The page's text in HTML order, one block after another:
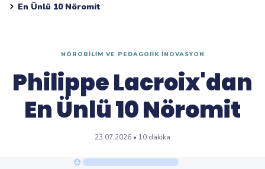
En Ünlü 10 Nöromit
NÖROBILIM VE PEDAGOJIK INOVASYON
Philippe Lacroix'dan
En Ünlü 10 Nöromit
23.07.2026 • 10 dakika